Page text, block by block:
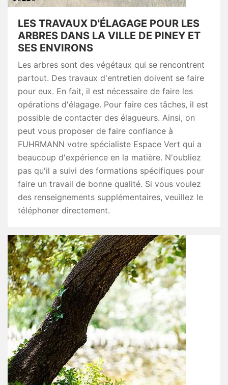
LES TRAVAUX D'ÉLAGAGE POUR LES
ARBRES DANS LA VILLE DE PINEY ET
SES ENVIRONS
Les arbres sont des végétaux qui se rencontrent
partout. Des travaux d'entretien doivent se faire
pour eux. En fait, il est nécessaire de faire les
opérations d'élagage. Pour faire ces tâches, il est
possible de contacter des élagueurs. Ainsi, on
peut vous proposer de faire confiance à
FUHRMANN votre spécialiste Espace Vert qui a
beaucoup d'expérience en la matière. N'oubliez
pas qu'il a suivi des formations spécifiques pour
faire un travail de bonne qualité. Si vous voulez
des renseignements supplémentaires, veuillez le
téléphoner directement.